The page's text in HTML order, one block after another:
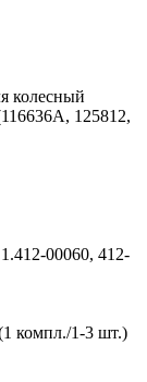
колесный
125812,
00060, 412-
компл./1-3 шт.)